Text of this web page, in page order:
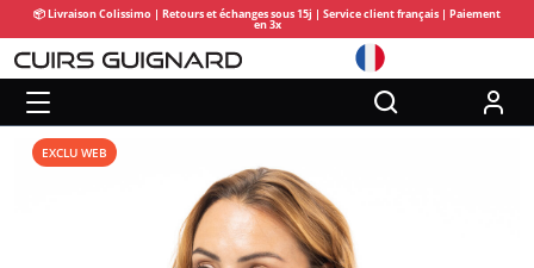
📦 Livraison Colissimo | Retours et échanges sous 15j | Service client français | Paiement
en 3x
EXCLU WEB